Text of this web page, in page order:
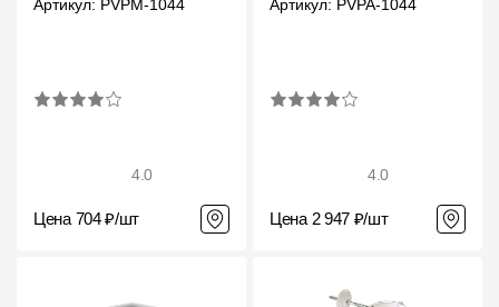
Артикул: PVPM-1044
4.0
Цена 704 ₽/шт
Артикул: PVPA-1044
4.0
Цена 2 947 ₽/шт